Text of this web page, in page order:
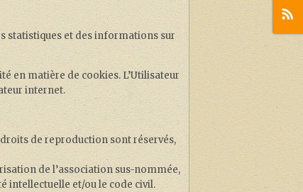
statistiques et des informations sur
en matière de cookies. L’Utilisateur
internet.
de reproduction sont réservés,
de l’association sus-nommée,
intellectuelle et/ou le code civil.